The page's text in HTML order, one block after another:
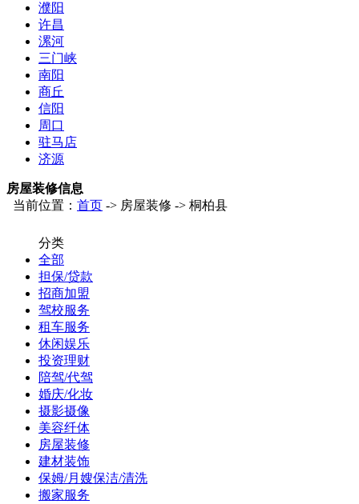
濮阳
许昌
漯河
三门峡
南阳
商丘
信阳
周口
驻马店
济源
房屋装修信息
当前位置： 首页 -> 房屋装修 -> 桐柏县
分类
全部
担保/贷款
招商加盟
驾校服务
租车服务
休闲娱乐
投资理财
陪驾/代驾
婚庆/化妆
摄影摄像
美容纤体
房屋装修
建材装饰
保姆/月嫂保洁/清洗
搬家服务